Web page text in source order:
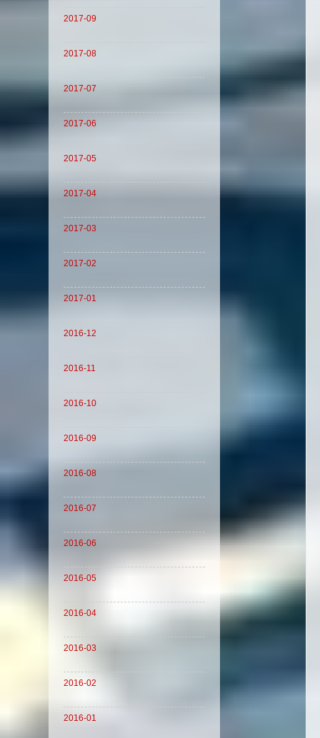
2017-09
2017-08
2017-07
2017-06
2017-05
2017-04
2017-03
2017-02
2017-01
2016-12
2016-11
2016-10
2016-09
2016-08
2016-07
2016-06
2016-05
2016-04
2016-03
2016-02
2016-01